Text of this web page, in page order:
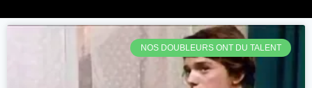
NOS DOUBLEURS ONT DU TALENT